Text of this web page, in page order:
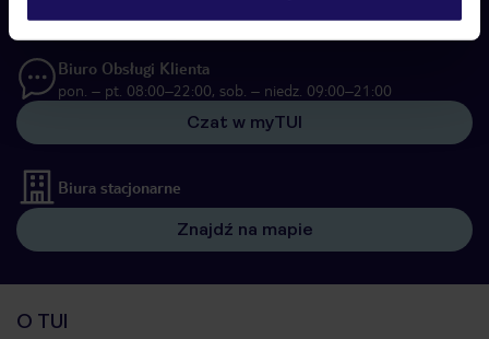
Biuro Obsługi Klienta
pon. – pt. 08:00–22:00, sob. – niedz. 09:00–21:00
Czat w myTUI
Biura stacjonarne
Znajdź na mapie
O TUI